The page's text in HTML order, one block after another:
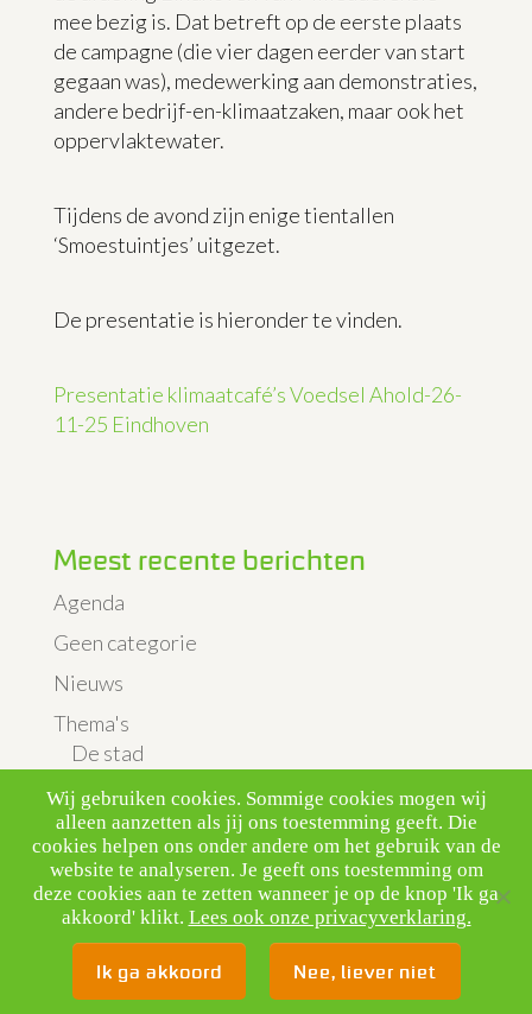
mee bezig is. Dat betreft op de eerste plaats
de campagne (die vier dagen eerder van start
gegaan was), medewerking aan demonstraties,
andere bedrijf-en-klimaatzaken, maar ook het
oppervlaktewater.
Tijdens de avond zijn enige tientallen
‘Smoestuintjes’ uitgezet.
De presentatie is hieronder te vinden.
Presentatie klimaatcafé’s Voedsel Ahold-26-
11-25 Eindhoven
Meest recente berichten
Agenda
Geen categorie
Nieuws
Thema's
De stad
Landbouw & Veeteelt
Luchtkwaliteit & verkeer
Vliegveld
Uitgelicht
Wij gebruiken cookies. Sommige cookies mogen wij
alleen aanzetten als jij ons toestemming geeft. Die
cookies helpen ons onder andere om het gebruik van de
website te analyseren. Je geeft ons toestemming om
deze cookies aan te zetten wanneer je op de knop 'Ik ga
akkoord' klikt. Lees ook onze privacyverklaring.
Ik ga akkoord Nee, liever niet